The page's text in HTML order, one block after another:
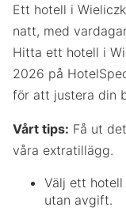
Ett hotell i
natt, med
Hitta ett hotell i
2026 på
för att justera din
Vårt tips: Få ut
våra extratillägg.
Välj ett hotell
utan avgift.